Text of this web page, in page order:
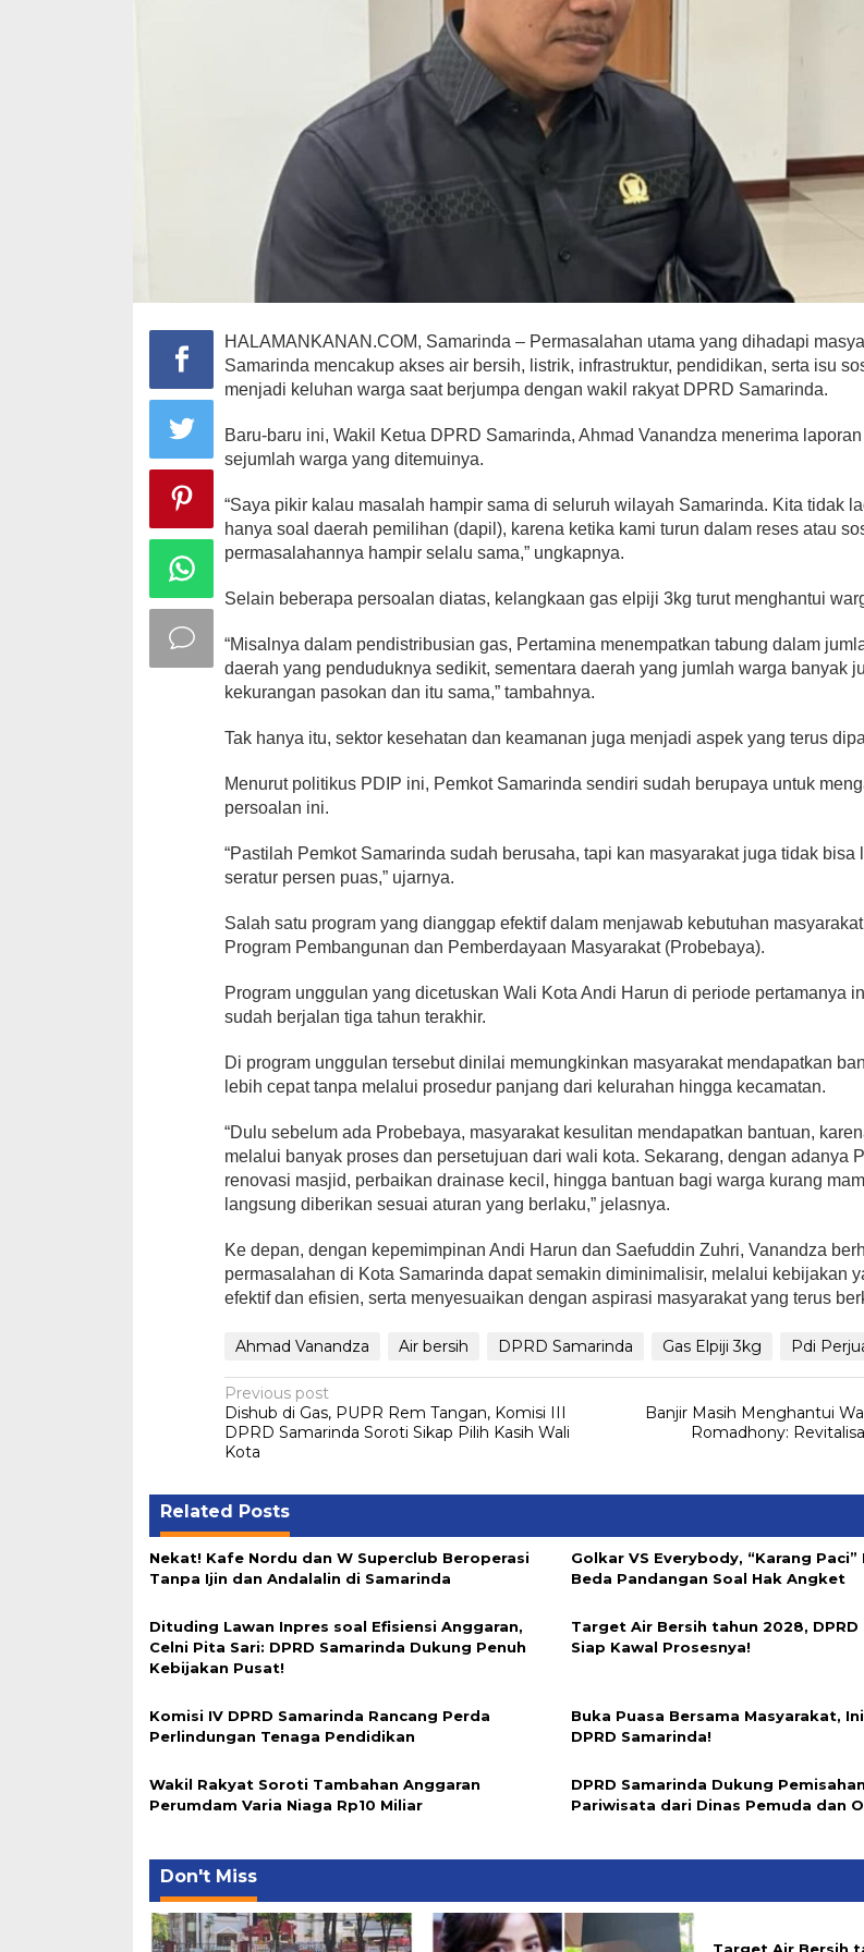
HALAMANKANAN.COM, Samarinda – Permasalahan utama yang dihadapi
Samarinda mencakup akses air bersih, listrik, infrastruktur, pendidikan, serta isu
menjadi keluhan warga saat berjumpa dengan wakil rakyat DPRD Samarinda.
Baru-baru ini, Wakil Ketua DPRD Samarinda, Ahmad Vanandza menerima
sejumlah warga yang ditemuinya.
“Saya pikir kalau masalah hampir sama di seluruh wilayah Samarinda. Kita tidak
hanya soal daerah pemilihan (dapil), karena ketika kami turun dalam reses atau
permasalahannya hampir selalu sama,” ungkapnya.
Selain beberapa persoalan diatas, kelangkaan gas elpiji 3kg turut menghantui
“Misalnya dalam pendistribusian gas, Pertamina menempatkan tabung dalam
daerah yang penduduknya sedikit, sementara daerah yang jumlah warga banyak
kekurangan pasokan dan itu sama,” tambahnya.
Tak hanya itu, sektor kesehatan dan keamanan juga menjadi aspek yang terus
Menurut politikus PDIP ini, Pemkot Samarinda sendiri sudah berupaya untuk
persoalan ini.
“Pastilah Pemkot Samarinda sudah berusaha, tapi kan masyarakat juga tidak bisa
seratur persen puas,” ujarnya.
Salah satu program yang dianggap efektif dalam menjawab kebutuhan
Program Pembangunan dan Pemberdayaan Masyarakat (Probebaya).
Program unggulan yang dicetuskan Wali Kota Andi Harun di periode pertamanya
sudah berjalan tiga tahun terakhir.
Di program unggulan tersebut dinilai memungkinkan masyarakat mendapatkan
lebih cepat tanpa melalui prosedur panjang dari kelurahan hingga kecamatan.
“Dulu sebelum ada Probebaya, masyarakat kesulitan mendapatkan bantuan,
melalui banyak proses dan persetujuan dari wali kota. Sekarang, dengan adanya
renovasi masjid, perbaikan drainase kecil, hingga bantuan bagi warga kurang
langsung diberikan sesuai aturan yang berlaku,” jelasnya.
Ke depan, dengan kepemimpinan Andi Harun dan Saefuddin Zuhri, Vanandza
permasalahan di Kota Samarinda dapat semakin diminimalisir, melalui kebijakan
efektif dan efisien, serta menyesuaikan dengan aspirasi masyarakat yang terus
Ahmad Vanandza Air bersih DPRD Samarinda Gas Elpiji 3kg Pdi
Post
navigation
Previous post
Dishub di Gas, PUPR Rem Tangan, Komisi III
DPRD Samarinda Soroti Sikap Pilih Kasih Wali
Kota
Banjir Masih Menghantui
Romadhony:
Related Posts
Nekat! Kafe Nordu dan W Superclub Beroperasi
Tanpa Ijin dan Andalalin di Samarinda
Golkar VS Everybody, “Karang Paci”
Beda Pandangan Soal Hak Angket
Dituding Lawan Inpres soal Efisiensi Anggaran,
Celni Pita Sari: DPRD Samarinda Dukung Penuh
Kebijakan Pusat!
Target Air Bersih tahun 2028, DPRD
Siap Kawal Prosesnya!
Komisi IV DPRD Samarinda Rancang Perda
Perlindungan Tenaga Pendidikan
Buka Puasa Bersama Masyarakat,
DPRD Samarinda!
Wakil Rakyat Soroti Tambahan Anggaran
Perumdam Varia Niaga Rp10 Miliar
DPRD Samarinda Dukung
Pariwisata dari Dinas Pemuda dan
Don't Miss
Bendera Partai Dibakar, PPP
Kaltim Laporkan Oknum
Mahasiswa ke Polisi!
In Berita, Daerah, Nasional, Politik May 25, 2026